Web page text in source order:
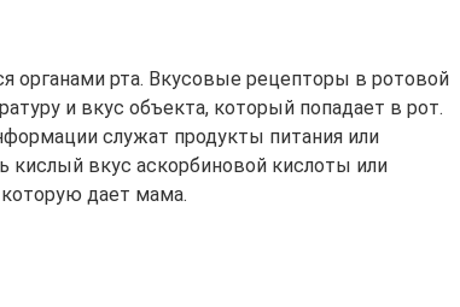
органами рта. Вкусовые рецепторы в ротовой
и вкус объекта, который попадает в рот.
служат продукты питания или
вкус аскорбиновой кислоты или
дает мама.